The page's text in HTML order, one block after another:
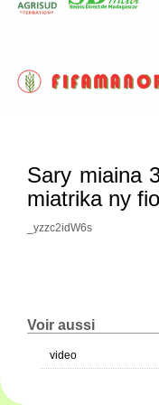
Sary miaina
miatrika ny
_yzzc2idW6s
Voir aussi
video